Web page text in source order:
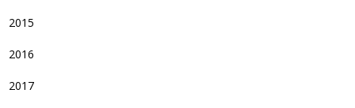
2015
2016
2017